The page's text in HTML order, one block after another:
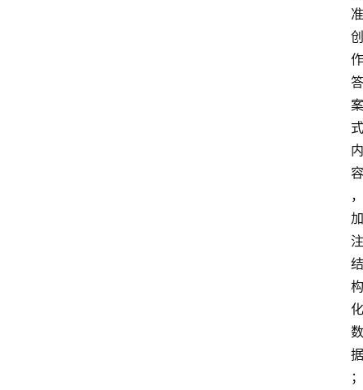
准
创
作
答
案
式
内
容
，
加
注
结
构
化
数
据
；